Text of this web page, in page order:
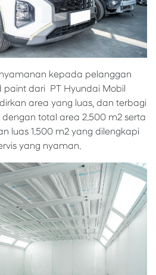
kepada pelanggan
paint dari PT Hyundai Mobil
area yang luas, dan terbagi
total area 2.500 m2 serta
luas 1.500 m2 yang dilengkapi
yang nyaman.